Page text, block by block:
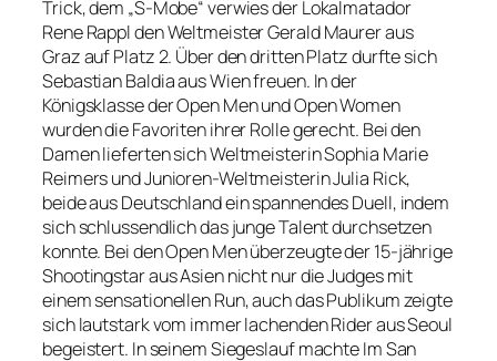
Trick, dem „S-Mobe“ verwies der Lokalmatador
Rene Rappl den Weltmeister Gerald Maurer aus
Graz auf Platz 2. Über den dritten Platz durfte sich
Sebastian Baldia aus Wien freuen. In der
Königsklasse der Open Men und Open Women
wurden die Favoriten ihrer Rolle gerecht. Bei den
Damen lieferten sich Weltmeisterin Sophia Marie
Reimers und Junioren-Weltmeisterin Julia Rick,
beide aus Deutschland ein spannendes Duell, indem
sich schlussendlich das junge Talent durchsetzen
konnte. Bei den Open Men überzeugte der 15-jährige
Shootingstar aus Asien nicht nur die Judges mit
einem sensationellen Run, auch das Publikum zeigte
sich lautstark vom immer lachenden Rider aus Seoul
begeistert. In seinem Siegeslauf machte Im San